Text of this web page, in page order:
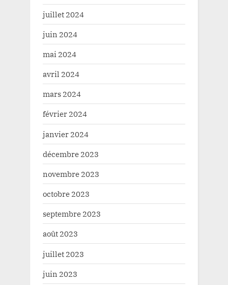
juillet 2024
juin 2024
mai 2024
avril 2024
mars 2024
février 2024
janvier 2024
décembre 2023
novembre 2023
octobre 2023
septembre 2023
août 2023
juillet 2023
juin 2023